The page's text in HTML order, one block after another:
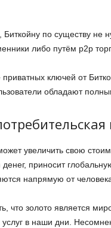
по существу не
либо путём p2p
ключей от
обладают
увеличить свою
приносит
напрямую от человека
что золото является
в наши дни.